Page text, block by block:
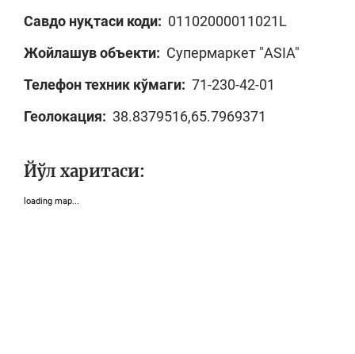
Савдо нуқтаси коди: 01102000011021L
Жойлашув объекти: Супермаркет "ASIA"
Телефон техник кўмаги: 71-230-42-01
Геолокация: 38.8379516,65.7969371
Йўл харитаси:
loading map...